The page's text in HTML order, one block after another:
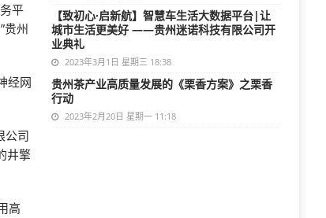
平
贵州
经网
公司
井擎
高
【致初心·启新航】智慧车生活大数据平台|让
城市生活更美好 ——贵州迷诺科技有限公司开
业典礼
2023年3月1日 星期三 18:38
贵州茶产业高质量发展的《栗香方案》之栗香
行动
2023年2月20日 星期一 11:18